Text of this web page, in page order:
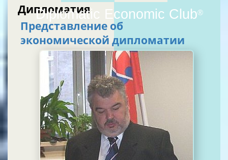
Diplomatic Economic Club®
Дипломатия
Представление об
экономической дипломатии